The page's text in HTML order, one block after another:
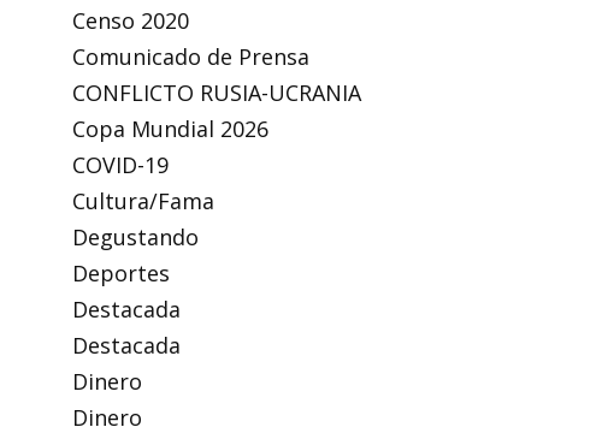
Censo 2020
Comunicado de Prensa
CONFLICTO RUSIA-UCRANIA
Copa Mundial 2026
COVID-19
Cultura/Fama
Degustando
Deportes
Destacada
Destacada
Dinero
Dinero